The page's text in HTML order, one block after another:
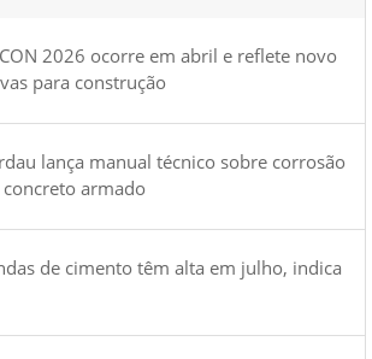
2026 ocorre em abril e reflete novo
para construção
lança manual técnico sobre corrosão
armado
de cimento têm alta em julho, indica